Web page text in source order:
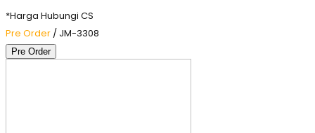
*Harga Hubungi CS
Pre Order / JM-3308
Pre Order